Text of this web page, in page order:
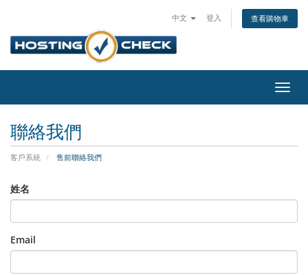
中文 登入 查看購物車
切
換
聯絡我們
客戶系統 售前聯絡我們
姓名
Email